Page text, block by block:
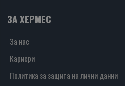
ЗА ХЕРМЕС
За нас
Кариери
Политика за защита на лични данни